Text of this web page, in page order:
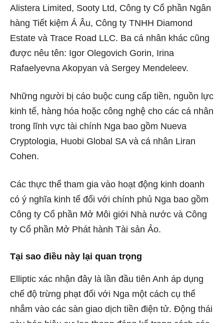
Alistera Limited, Sooty Ltd, Công ty Cổ phần Ngân
hàng Tiết kiệm Á Âu, Công ty TNHH Diamond
Estate và Trace Road LLC. Ba cá nhân khác cũng
được nêu tên: Igor Olegovich Gorin, Irina
Rafaelyevna Akopyan và Sergey Mendeleev.
Những người bị cáo buộc cung cấp tiền, nguồn lực
kinh tế, hàng hóa hoặc công nghệ cho các cá nhân
trong lĩnh vực tài chính Nga bao gồm Nueva
Cryptologia, Huobi Global SA và cá nhân Liran
Cohen.
Các thực thể tham gia vào hoạt động kinh doanh
có ý nghĩa kinh tế đối với chính phủ Nga bao gồm
Công ty Cổ phần Mở Môi giới Nhà nước và Công
ty Cổ phần Mở Phát hành Tài sản Ảo.
Tại sao điều này lại quan trọng
Elliptic xác nhận đây là lần đầu tiên Anh áp dụng
chế độ trừng phạt đối với Nga một cách cụ thể
nhắm vào các sàn giao dịch tiền điện tử. Động thái